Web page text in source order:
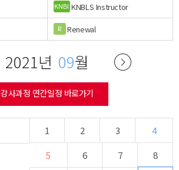
KNBI KNBLS Instructor
R Renewal
2021년 09월
강사과정 연간일정 바로가기
1 2 3
4
5
6 7
8